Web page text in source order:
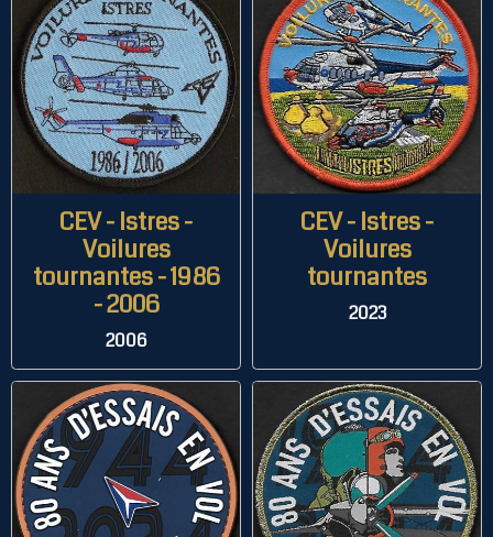
CEV - Istres -
Voilures
tournantes - 1986
- 2006
2006
CEV - Istres -
Voilures
tournantes
2023